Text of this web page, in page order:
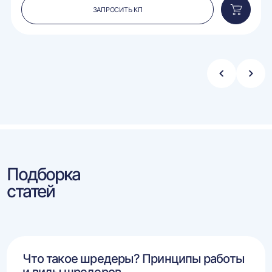
ЗАПРОСИТЬ КП
в
Стрелка
Подборка
статей
Что такое шредеры? Принципы работы